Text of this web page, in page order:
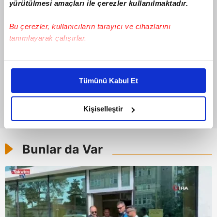
yürütülmesi amaçları ile çerezler kullanılmaktadır.
Bu çerezler, kullanıcıların tarayıcı ve cihazlarını
tanımlayarak çalışırlar.
Bu çerezlere izin vermeniz halinde sizlere özel
daha iyi reklam deneyimi yaşatabiliriz. Bunu yaparken
amacımızın size daha iyi bir reklam deneyimi sunmak
olduğunu ve sizlere en iyi içerikleri sunabilmek adına
elimizden gelen çabayı gösterdiğimizi ve bu noktada,
reklamların maliyetlerimizi karşılamak noktasında tek gelir
kalemimiz olduğunu sizlere hatırlatmak isteriz.
Her halükârda, kullanıcılar, bu çerezlere izin vermedikleri
takdirde, kullanıcılara hedefli reklamlar
gösterilmeyecektir."
Sizlere daha iyi bir hizmet sunabilmek için İnternet
Tümünü Kabul Et
Kişiselleştir
Bunlar da Var